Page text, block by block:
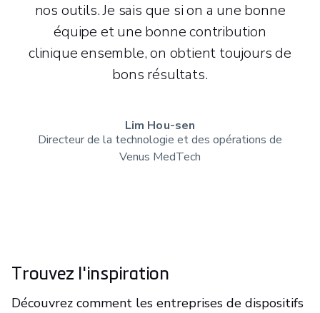
nos outils. Je sais que si on a une bonne
équipe et une bonne contribution
clinique ensemble, on obtient toujours de
bons résultats.
Lim Hou-sen
Directeur de la technologie et des opérations de
Venus MedTech
Trouvez l'inspiration
Découvrez comment les entreprises de dispositifs